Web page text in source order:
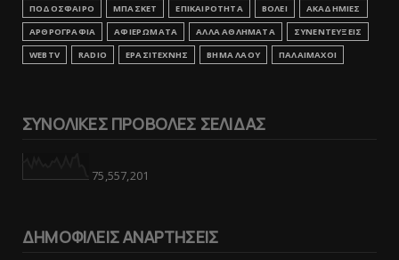
ΠΟΔΟΣΦΑΙΡΟ ΜΠΑΣΚΕΤ ΕΠΙΚΑΙΡΟΤΗΤΑ ΒΟΛΕΙ
ΑΚΑΔΗΜΙΕΣ
ΑΡΘΡΟΓΡΑΦΙΑ
ΑΦΙΕΡΩΜΑΤΑ ΑΛΛΑ ΑΘΛΗΜΑΤΑ
ΣΥΝΕΝΤΕΥΞΕΙΣ
WEBTV
RADIO ΕΡΑΣΙΤΕΧΝΗΣ ΒΗΜΑ ΛΑΟΥ ΠΑΛΑΙΜΑΧΟΙ
ΣΥΝΟΛΙΚΕΣ ΠΡΟΒΟΛΕΣ ΣΕΛΙΔΑΣ
75,557,201
ΔΗΜΟΦΙΛΕΙΣ ΑΝΑΡΤΗΣΕΙΣ